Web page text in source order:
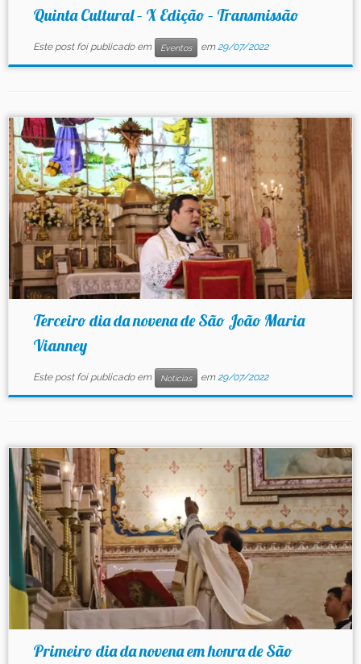
Quinta Cultural – X Edição – Transmissão
Este post foi publicado em Eventos em29/07/2022
Terceiro dia da novena de São João Maria
Vianney
Este post foi publicado em Notícias em29/07/2022
Primeiro dia da novena em honra de São